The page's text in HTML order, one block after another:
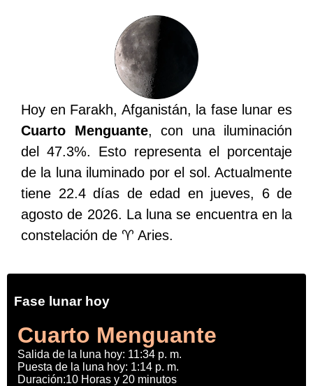
Hoy en Farakh, Afganistán, la fase lunar es
Cuarto Menguante, con una iluminación
del 47.3%. Esto representa el porcentaje
de la luna iluminado por el sol. Actualmente
tiene 22.4 días de edad en jueves, 6 de
agosto de 2026. La luna se encuentra en la
constelación de ♈ Aries.
Fase lunar hoy
Cuarto Menguante
Salida de la luna hoy: 11:34 p. m.
Puesta de la luna hoy: 1:14 p. m.
Duración:10 Horas y 20 minutos